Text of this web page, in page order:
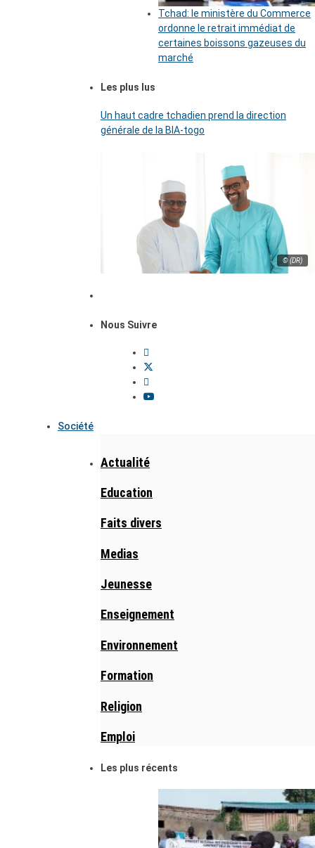
Tchad: le ministère du Commerce
ordonne le retrait immédiat de
certaines boissons gazeuses du
marché
Les plus lus
Un haut cadre tchadien prend la direction
générale de la BIA-togo
© (DR)
Nous Suivre
Société
Actualité
Education
Faits divers
Medias
Jeunesse
Enseignement
Environnement
Formation
Religion
Emploi
Les plus récents